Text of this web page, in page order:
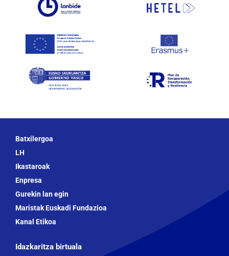
Batxilergoa
LH
Ikastaroak
Enpresa
Gurekin lan egin
Maristak Euskadi Fundazioa
Kanal Etikoa
Idazkaritza birtuala